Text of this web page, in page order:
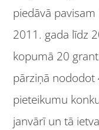
piedāvā
2011. gada līdz
kopumā 20
pārziņā nododot
pieteikumu
janvārī un tā